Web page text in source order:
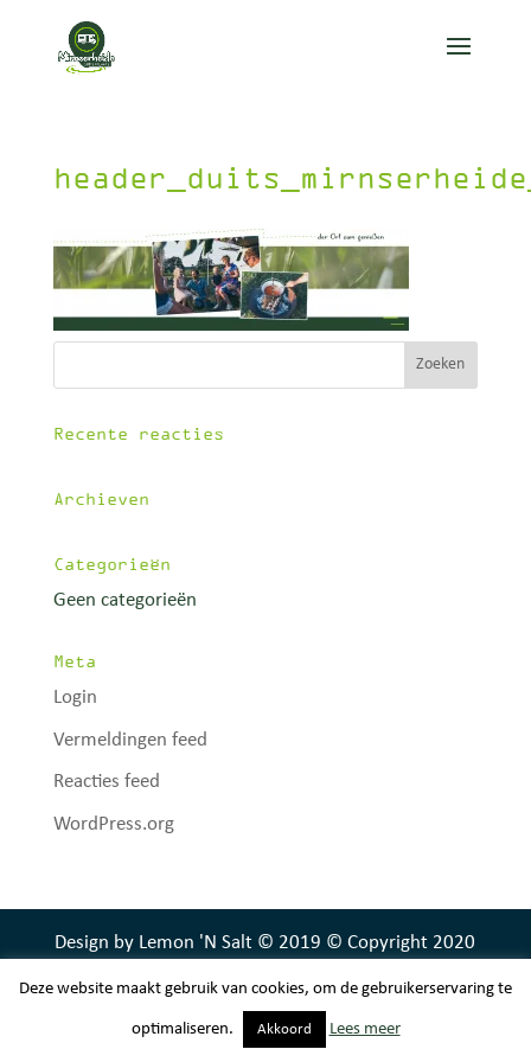
Recente reacties
Archieven
Categorieën
Geen categorieën
Meta
Login
Vermeldingen feed
Reacties feed
WordPress.org
Design by Lemon 'N Salt © 2019 © Copyright 2020
Deze website maakt gebruik van cookies, om de gebruikerservaring te
optimaliseren. Akkoord Lees meer